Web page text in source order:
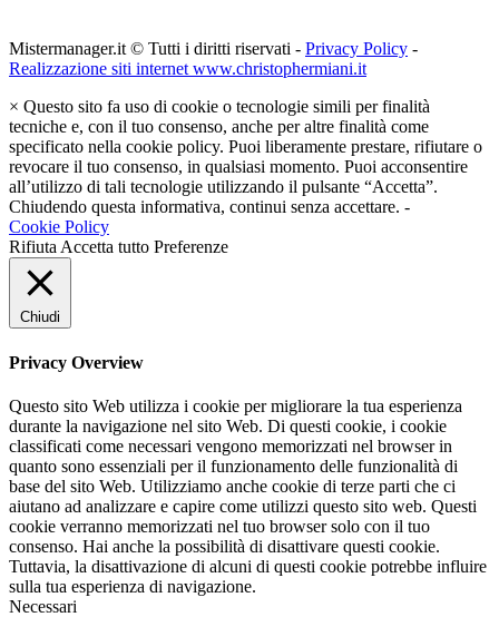
Mistermanager.it © Tutti i diritti riservati - Privacy Policy -
Realizzazione siti internet www.christophermiani.it
× Questo sito fa uso di cookie o tecnologie simili per finalità
tecniche e, con il tuo consenso, anche per altre finalità come
specificato nella cookie policy. Puoi liberamente prestare, rifiutare o
revocare il tuo consenso, in qualsiasi momento. Puoi acconsentire
all’utilizzo di tali tecnologie utilizzando il pulsante “Accetta”.
Chiudendo questa informativa, continui senza accettare. -
Cookie Policy
Rifiuta Accetta tutto Preferenze
Chiudi
Privacy Overview
Questo sito Web utilizza i cookie per migliorare la tua esperienza
durante la navigazione nel sito Web. Di questi cookie, i cookie
classificati come necessari vengono memorizzati nel browser in
quanto sono essenziali per il funzionamento delle funzionalità di
base del sito Web. Utilizziamo anche cookie di terze parti che ci
aiutano ad analizzare e capire come utilizzi questo sito web. Questi
cookie verranno memorizzati nel tuo browser solo con il tuo
consenso. Hai anche la possibilità di disattivare questi cookie.
Tuttavia, la disattivazione di alcuni di questi cookie potrebbe influire
sulla tua esperienza di navigazione.
Necessari